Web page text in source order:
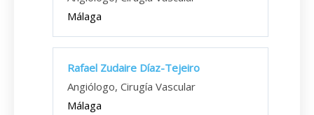
Málaga
Rafael Zudaire Díaz-Tejeiro
Angiólogo, Cirugía Vascular
Málaga